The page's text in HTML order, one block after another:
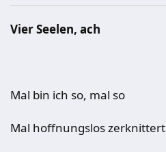
Vier Seelen, ach
Mal bin ich so, mal so
Mal hoffnungslos zerknittert